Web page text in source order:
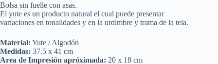
Bolsa sin fuelle con asas.
El yute es un producto natural el cual puede presentar
variaciones en tonalidades y en la urdimbre y trama de la tela.
Material: Yute / Algodón
Medidas: 37.5 x 41 cm
Area de Impresión apróximada: 20 x 18 cm